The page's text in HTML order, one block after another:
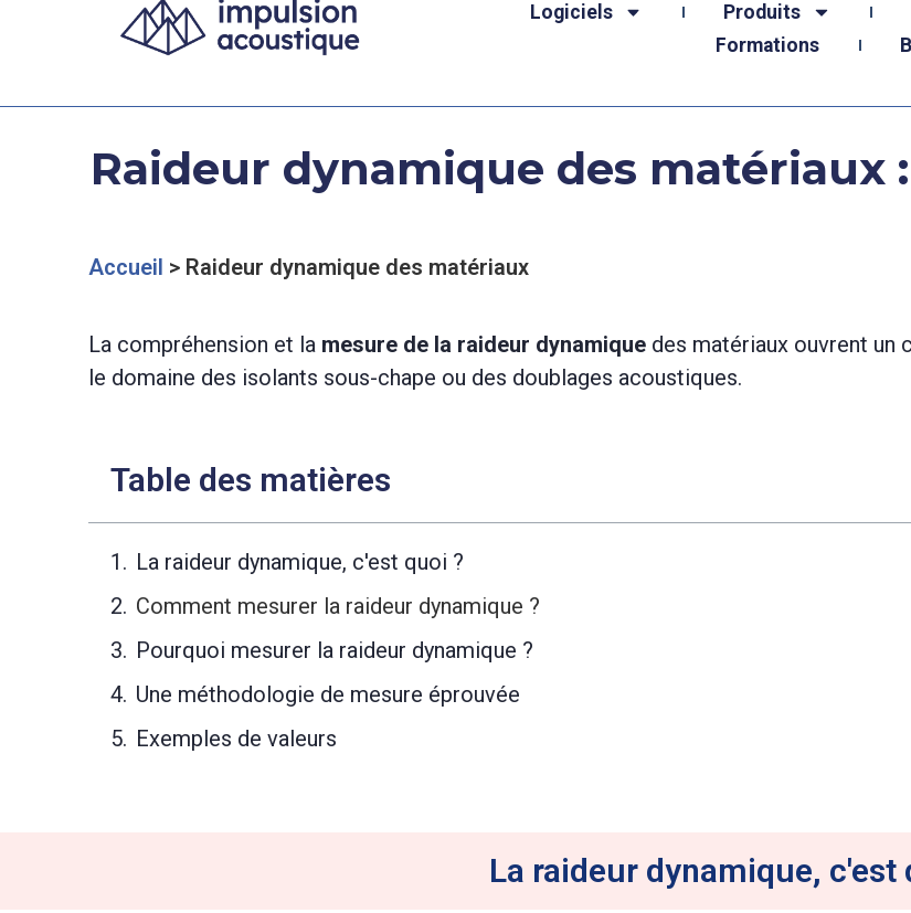
Logiciels Produits
Formations
Raideur dynamique des
Accueil > Raideur dynamique des matériaux
La compréhension et la mesure de la raideur dynamique des matériaux ouvrent un
le domaine des isolants sous-chape ou des doublages acoustiques.
Table des matières
La raideur dynamique, c'est quoi ?
Comment mesurer la raideur dynamique ?
Pourquoi mesurer la raideur dynamique ?
Une méthodologie de mesure éprouvée
Exemples de valeurs
La raideur dynamique, c'est